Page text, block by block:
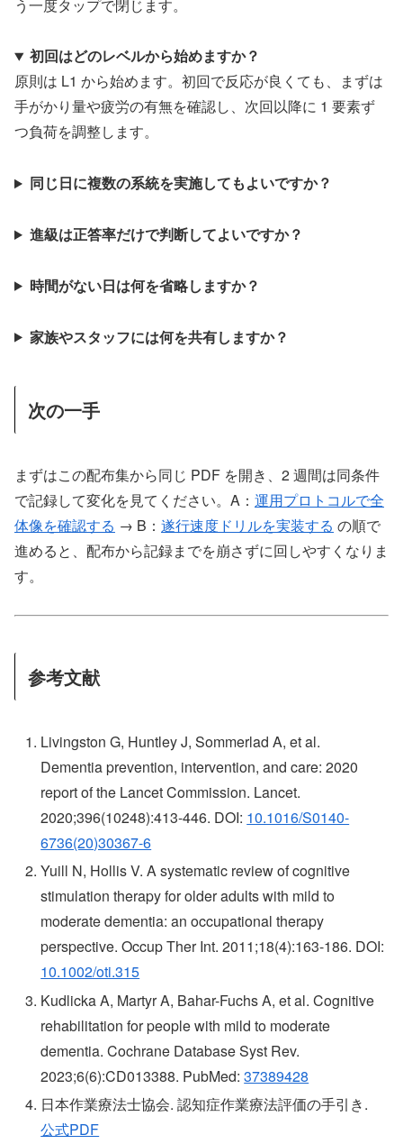
う一度タップで閉じます。
初回はどのレベルから始めますか？
原則は L1 から始めます。初回で反応が良くても、まずは
手がかり量や疲労の有無を確認し、次回以降に 1 要素ず
つ負荷を調整します。
同じ日に複数の系統を実施してもよいですか？
進級は正答率だけで判断してよいですか？
時間がない日は何を省略しますか？
家族やスタッフには何を共有しますか？
次の一手
まずはこの配布集から同じ PDF を開き、2 週間は同条件
で記録して変化を見てください。A： 運用プロトコルで全
体像を確認する → B： 遂行速度ドリルを実装する の順で
進めると、配布から記録までを崩さずに回しやすくなりま
す。
参考文献
Livingston G, Huntley J, Sommerlad A, et al.
Dementia prevention, intervention, and care: 2020
report of the Lancet Commission. Lancet.
2020;396(10248):413-446. DOI: 10.1016/S0140-
6736(20)30367-6
Yuill N, Hollis V. A systematic review of cognitive
stimulation therapy for older adults with mild to
moderate dementia: an occupational therapy
perspective. Occup Ther Int. 2011;18(4):163-186. DOI:
10.1002/oti.315
Kudlicka A, Martyr A, Bahar-Fuchs A, et al. Cognitive
rehabilitation for people with mild to moderate
dementia. Cochrane Database Syst Rev.
2023;6(6):CD013388. PubMed:37389428
日本作業療法士協会. 認知症作業療法評価の手引き.
公式PDF